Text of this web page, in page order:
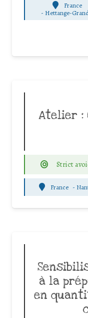
France
- Hettange-
Atelier :
Strict
France -
à la
en